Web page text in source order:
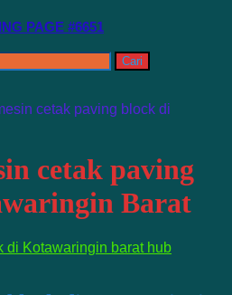
PAGE #6651
cetak paving block di
cetak paving
Barat